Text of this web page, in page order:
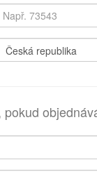
pokud